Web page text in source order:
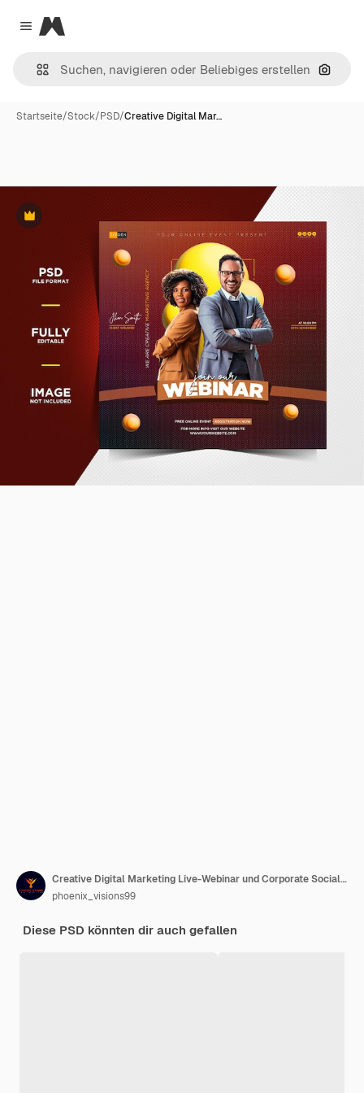
Close menu
Magnific
Nach
Startseite/Stock/PSD/Creative Digital Mar…
Premium
Creative Digital Marketing Live-Webinar und Corporate Social Media Post-Vorlagen
phoenix_visions99
Diese PSD könnten dir auch gefallen